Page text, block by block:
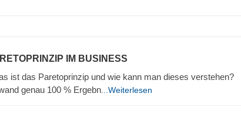
IM BUSINESS
ist das Paretoprinzip und wie kann man dieses verstehen?
genau 100 % Ergebn ...Weiterlesen